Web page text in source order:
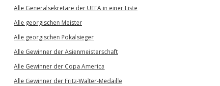
Alle Generalsekretäre der UEFA in einer Liste
Alle georgischen Meister
Alle georgischen Pokalsieger
Alle Gewinner der Asienmeisterschaft
Alle Gewinner der Copa America
Alle Gewinner der Fritz-Walter-Medaille